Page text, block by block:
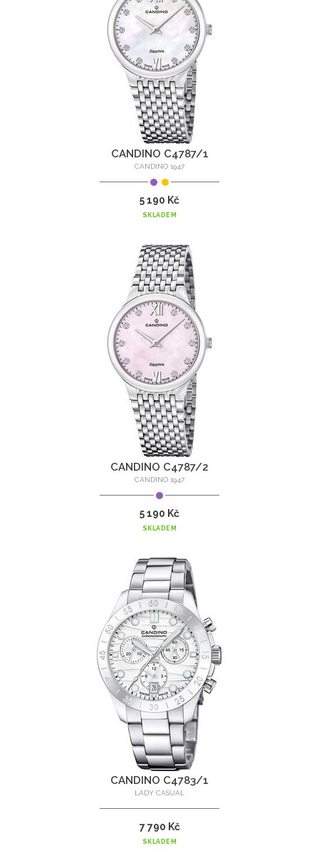
CANDINO C4787/1
CANDINO 1947
5 190 Kč
SKLADEM
CANDINO C4787/2
CANDINO 1947
5 190 Kč
SKLADEM
CANDINO C4783/1
LADY CASUAL
7 790 Kč
SKLADEM